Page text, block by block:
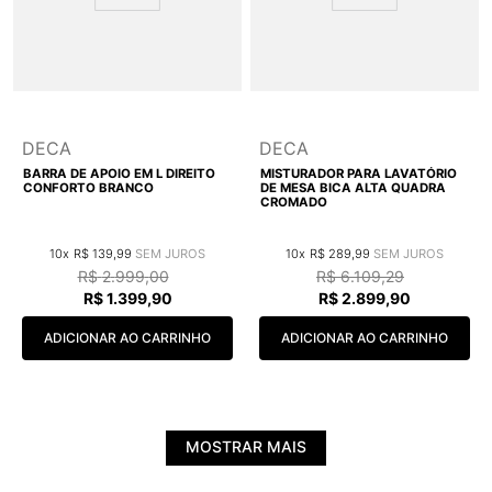
DECA
BARRA DE APOIO EM L DIREITO
CONFORTO BRANCO
10 R$ 139 99
R$ 2.999,00
R$ 1.399,90
ADICIONAR AO CARRINHO
DECA
MISTURADOR PARA LAVATÓRIO
DE MESA BICA ALTA QUADRA
CROMADO
10 R$ 289 99
R$ 6.109,29
R$2.899,90
ADICIONAR AO CARRINHO
MOSTRAR MAIS